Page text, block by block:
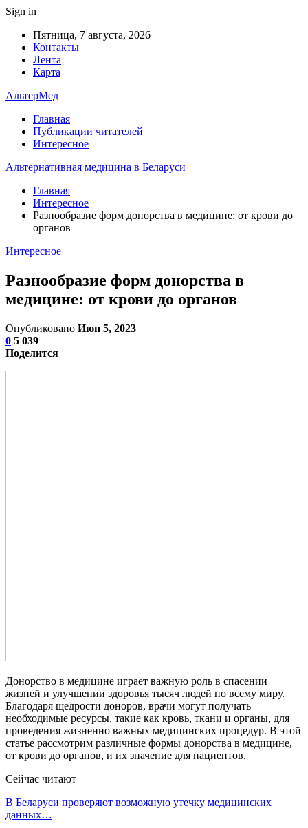
Sign in
Пятница, 7 августа, 2026
Контакты
Лента
Карта
АльтерМед
Главная
Публикации читателей
Интересное
Альтернативная медицина в Беларуси
Главная
Интересное
Разнообразие форм донорства в медицине: от крови до
органов
Интересное
Разнообразие форм донорства в
медицине: от крови до органов
Опубликовано Июн 5, 2023
0 5 039
Поделится
Донорство в медицине играет важную роль в спасении
жизней и улучшении здоровья тысяч людей по всему миру.
Благодаря щедрости доноров, врачи могут получать
необходимые ресурсы, такие как кровь, ткани и органы, для
проведения жизненно важных медицинских процедур. В этой
статье рассмотрим различные формы донорства в медицине,
от крови до органов, и их значение для пациентов.
Сейчас читают
В Беларуси проверяют возможную утечку медицинских
данных…